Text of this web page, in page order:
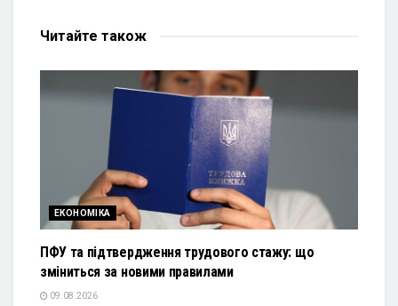
Читайте також
ЕКОНОМІКА
ПФУ та підтвердження трудового стажу: що
зміниться за новими правилами
09.08.2026